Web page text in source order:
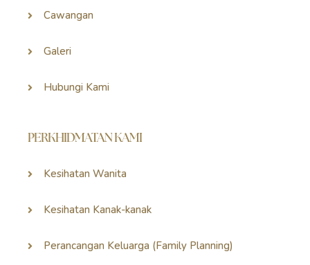
Cawangan
Galeri
Hubungi Kami
PERKHIDMATAN KAMI
Kesihatan Wanita
Kesihatan Kanak-kanak
Perancangan Keluarga (Family Planning)